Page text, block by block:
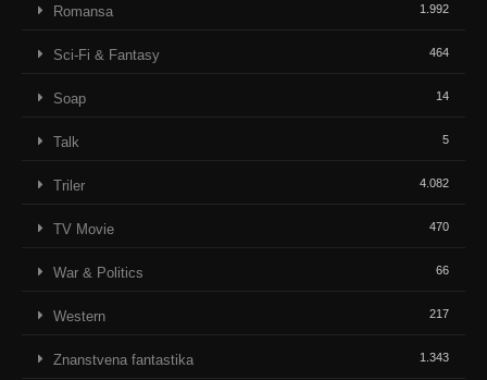
Romansa 1.992
Sci-Fi & Fantasy 464
Soap 14
Talk 5
Triler 4.082
TV Movie 470
War & Politics 66
Western 217
Znanstvena fantastika 1.343